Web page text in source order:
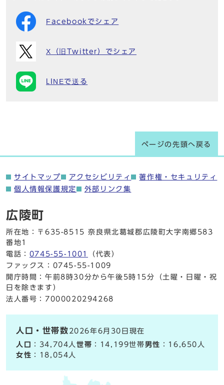
Facebookでシェア
X（旧Twitter）でシェア
LINEで送る
ページの先頭へ戻る
サイトマップ アクセシビリティ
著作権・セキュリティ
個人情報保護規定
外部リンク集
広陵町
所在地：〒635-8515 奈良県北葛城郡広陵町大字南郷583
番地1
電話： 0745-55-1001
（代表）
ファックス：0745-55-1009
開庁時間：午前8時30分から午後5時15分（土曜・日曜・祝
日を除きます）
法人番号：7000020294268
人口・世帯数 2026年6月30日現在
人口
：34,704人世帯 ：14,199世帯男性 ：16,650人
女性 ：18,054人